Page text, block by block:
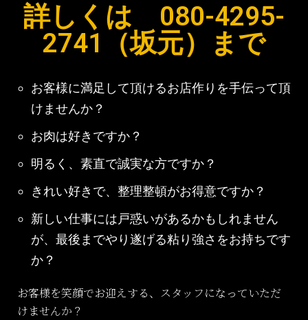
詳しくは 080-4295-
2741（坂元）まで
お客様に満足して頂けるお店作りを手伝って頂
けませんか？
お肉は好きですか？
明るく、素直で誠実な方ですか？
きれい好きで、整理整頓がお得意ですか？
新しい仕事には戸惑いがあるかもしれません
が、最後までやり遂げる粘り強さをお持ちです
か？
お客様を笑顔でお迎えする、スタッフになっていただ
けませんか？